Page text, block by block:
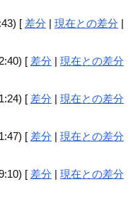
[ 差分 |現在との差分 |
[ 差分 |現在との差分
[ 差分 |現在との差分
[ 差分 |現在との差分
[ 差分 |現在との差分